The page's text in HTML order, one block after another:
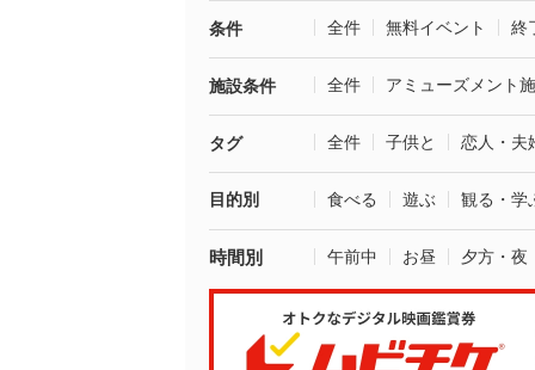
条件 全件 無料イベント 終
施設条件 全件 アミューズメント
タグ 全件 子供と 恋人・夫
目的別 食べる 遊ぶ 観る・学
時間別 午前中 お昼 夕方・夜